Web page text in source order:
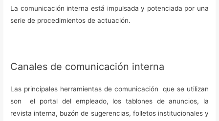
La comunicación interna está impulsada y potenciada por una
serie de procedimientos de actuación.
Canales de comunicación interna
Las principales herramientas de comunicación que se utilizan
son el portal del empleado, los tablones de anuncios, la
revista interna, buzón de sugerencias, folletos institucionales y